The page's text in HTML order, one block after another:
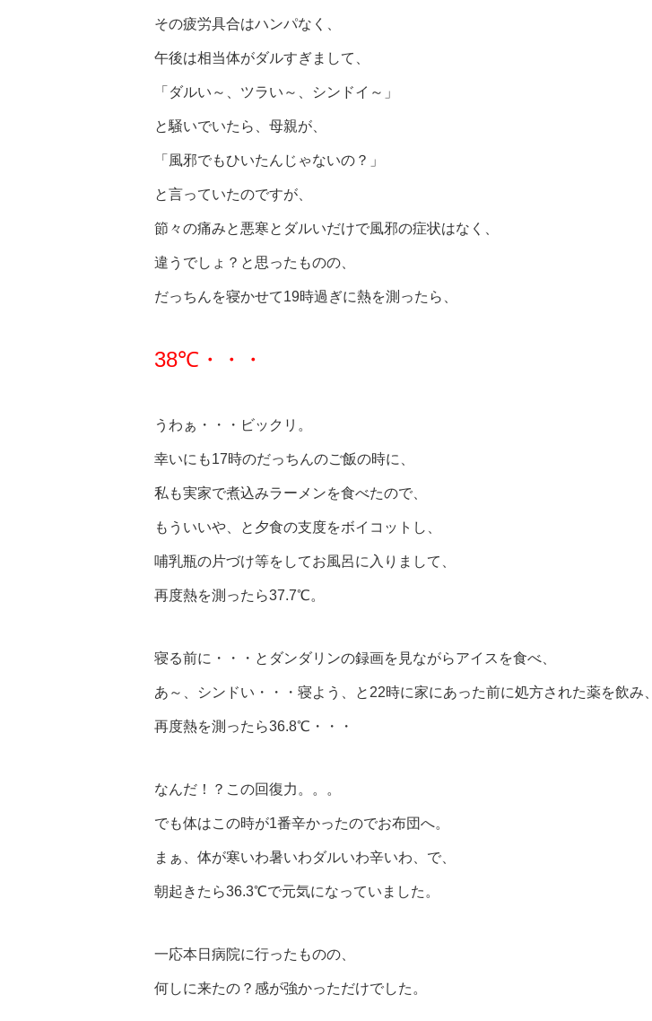
その疲労具合はハンパなく、
午後は相当体がダルすぎまして、
「ダルい～、ツラい～、シンドイ～」
と騒いでいたら、母親が、
「風邪でもひいたんじゃないの？」
と言っていたのですが、
節々の痛みと悪寒とダルいだけで風邪の症状はなく、
違うでしょ？と思ったものの、
だっちんを寝かせて19時過ぎに熱を測ったら、
38℃・・・
うわぁ・・・ビックリ。
幸いにも17時のだっちんのご飯の時に、
私も実家で煮込みラーメンを食べたので、
もういいや、と夕食の支度をボイコットし、
哺乳瓶の片づけ等をしてお風呂に入りまして、
再度熱を測ったら37.7℃。
寝る前に・・・とダンダリンの録画を見ながらアイスを食べ、
あ～、シンドい・・・寝よう、と22時に家にあった前に処方された薬を飲み、
再度熱を測ったら36.8℃・・・
なんだ！？この回復力。。。
でも体はこの時が1番辛かったのでお布団へ。
まぁ、体が寒いわ暑いわダルいわ辛いわ、で、
朝起きたら36.3℃で元気になっていました。
一応本日病院に行ったものの、
何しに来たの？感が強かっただけでした。